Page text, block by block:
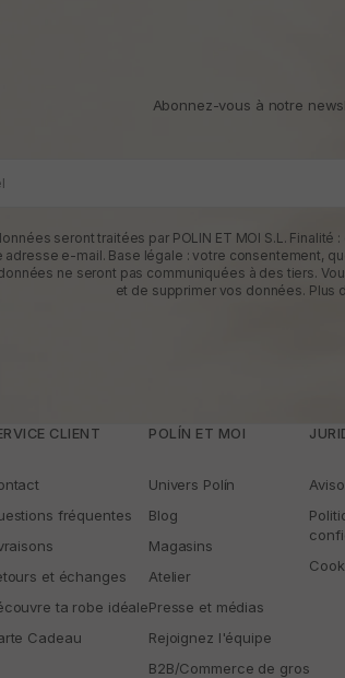
Abonnez-vous à notre
seront traitées par POLIN ET MOI S.L.
adresse e-mail. Base légale : votre consentement,
ne seront pas communiquées à des tiers.
et de supprimer vos données. Plus
CLIENT
fréquentes
et échanges
ta robe idéale
Cadeau
POLÍN ET MOI
Univers Polín
Blog
Magasins
Atelier
Presse et médias
Rejoignez l'équipe
B2B/Commerce de gros